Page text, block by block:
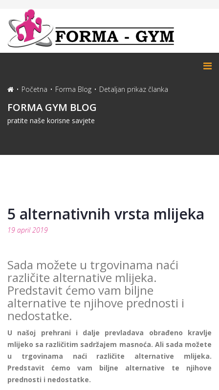
Početna Forma Blog Detaljan prikaz članka
FORMA GYM BLOG
pratite naše korisne savjete
5 alternativnih vrsta mlijeka
19 april 2019
Sada možete u trgovinama naći
različite alternative mlijeka.
Predstavit ćemo vam biljne
alternative te njihove prednosti i
nedostatke.
U našoj prehrani i dalje prevladava obrađeno kravlje
mlijeko sa različitim sadržajem masnoća. Ali sada možete
u trgovinama naći različite alternative mlijeka.
Predstavit ćemo vam biljne alternative te njihove
prednosti i nedostatke.